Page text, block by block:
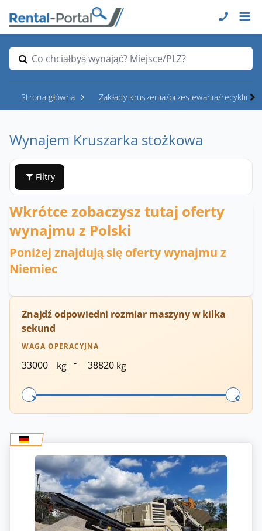
Co chciałbyś wynająć? Miejsce/PLZ?
Strona główna Zakłady kruszenia/przesiewania/recyklingu
Wynajem Kruszarka stożkowa
Filtry
Wkrótce zobaczysz tutaj oferty
wynajmu z Polski
Poniżej znajdują się oferty wynajmu z
Niemiec
Znajdź odpowiedni rozmiar maszyny w kilka
sekund
WAGA OPERACYJNA
kg - kg